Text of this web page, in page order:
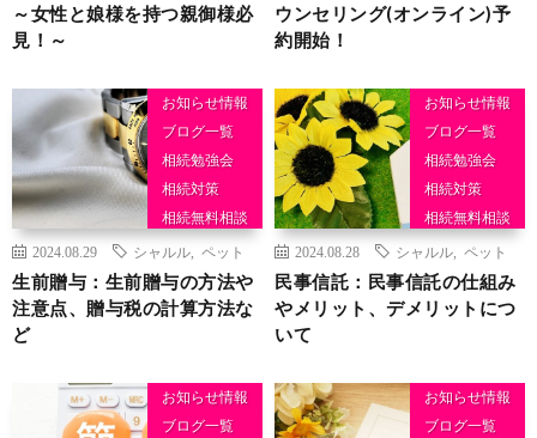
～女性と娘様を持つ親御様必
見！～
ウンセリング(オンライン)予
約開始！
お知らせ情報
ブログ一覧
相続勉強会
相続対策
相続無料相談
相続相談
2024.08.29 シャルル ペット
生前贈与：生前贈与の方法や
注意点、贈与税の計算方法な
ど
お知らせ情報
ブログ一覧
相続勉強会
相続対策
相続無料相談
相続相談
2024.08.28 シャルル ペット
民事信託：民事信託の仕組み
やメリット、デメリットにつ
いて
お知らせ情報
ブログ一覧
お知らせ情報
ブログ一覧